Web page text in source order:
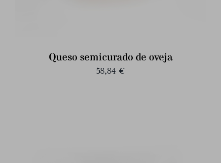
Queso semicurado de oveja
58,84 €